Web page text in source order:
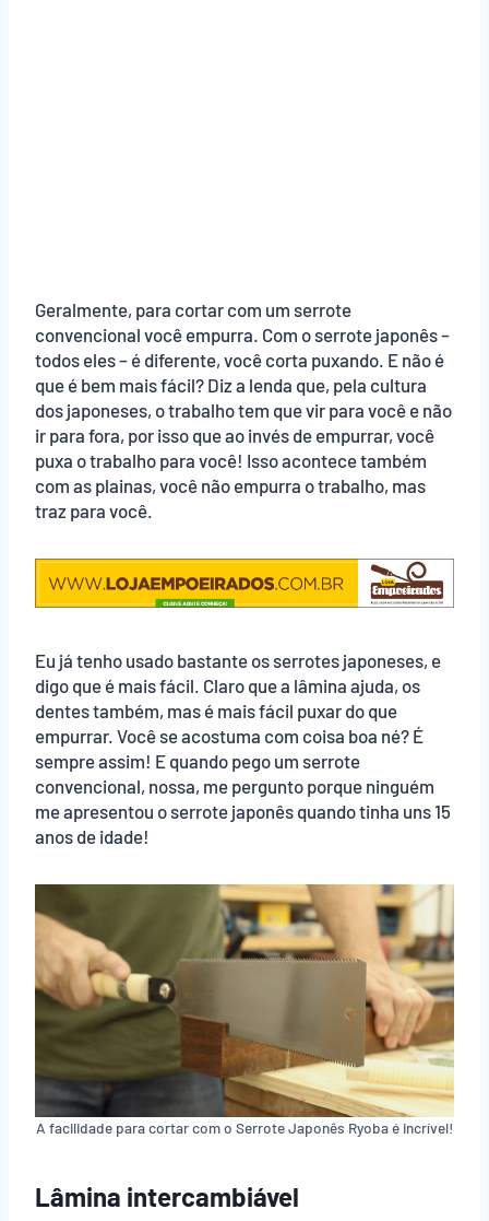
Geralmente, para cortar com um serrote
convencional você empurra. Com o serrote japonês –
todos eles – é diferente, você corta puxando. E não é
que é bem mais fácil? Diz a lenda que, pela cultura
dos japoneses, o trabalho tem que vir para você e não
ir para fora, por isso que ao invés de empurrar, você
puxa o trabalho para você! Isso acontece também
com as plainas, você não empurra o trabalho, mas
traz para você.
Eu já tenho usado bastante os serrotes japoneses, e
digo que é mais fácil. Claro que a lâmina ajuda, os
dentes também, mas é mais fácil puxar do que
empurrar. Você se acostuma com coisa boa né? É
sempre assim! E quando pego um serrote
convencional, nossa, me pergunto porque ninguém
me apresentou o serrote japonês quando tinha uns 15
anos de idade!
A facilidade para cortar com o Serrote Japonês Ryoba é incrível!
Lâmina intercambiável